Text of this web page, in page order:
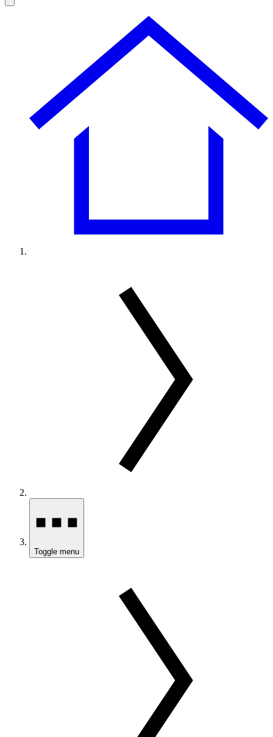
Toggle menu